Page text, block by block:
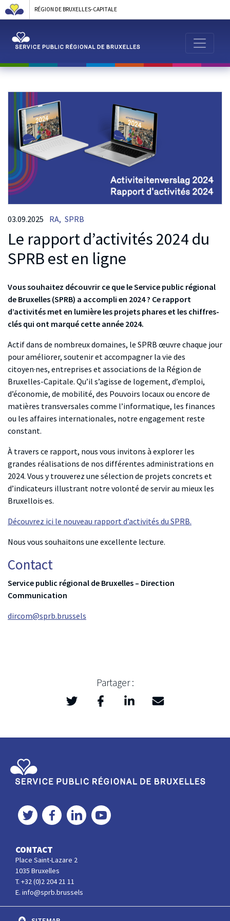
RÉGION DE BRUXELLES-CAPITALE
Le rapport d’activités 2024 du
SPRB est en ligne
03.09.2025 RA, SPRB
Vous souhaitez découvrir ce que le Service public régional
de Bruxelles (SPRB) a accompli en 2024 ? Ce rapport
d’activités met en lumière les projets phares et les chiffres-
clés qui ont marqué cette année 2024.
Actif dans de nombreux domaines, le SPRB œuvre chaque jour
pour améliorer, soutenir et accompagner la vie des
citoyen·nes, entreprises et associations de la Région de
Bruxelles-Capitale. Qu’il s’agisse de logement, d’emploi,
d’économie, de mobilité, des Pouvoirs locaux ou encore de
matières transversales comme l’informatique, les finances
ou les affaires internationales, notre engagement reste
constant.
À travers ce rapport, nous vous invitons à explorer les
grandes réalisations de nos différentes administrations en
2024. Vous y trouverez une sélection de projets concrets et
d’indicateurs illustrant notre volonté de servir au mieux les
Bruxellois·es.
Découvrez ici le nouveau rapport d’activités du SPRB.
Nous vous souhaitons une excellente lecture.
Contact
Service public régional de Bruxelles – Direction
Communication
dircom@sprb.brussels
Partager :
Twitter
>FacebookLinkedInMail
Twitter FacebookLinkedInYouTube
CONTACT
Place Saint-Lazare 2
1035 Bruxelles
T. +32 (0)2 204 21 11
E. info@sprb.brussels